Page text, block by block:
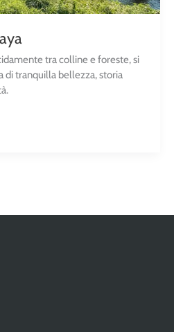
tra colline e foreste, si
di tranquilla bellezza, storia